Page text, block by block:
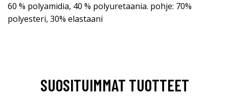
60 % polyamidia, 40 % polyuretaania. pohje: 70%
polyesteri, 30% elastaani
SUOSITUIMMAT TUOTTEET